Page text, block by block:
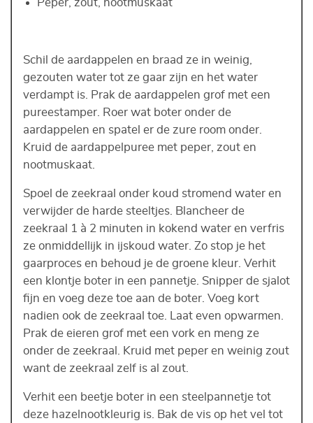
Schil de aardappelen en braad ze in weinig,
gezouten water tot ze gaar zijn en het water
verdampt is. Prak de aardappelen grof met een
pureestamper. Roer wat boter onder de
aardappelen en spatel er de zure room onder.
Kruid de aardappelpuree met peper, zout en
nootmuskaat.
Spoel de zeekraal onder koud stromend water en
verwijder de harde steeltjes. Blancheer de
zeekraal 1 à 2 minuten in kokend water en verfris
ze onmiddellijk in ijskoud water. Zo stop je het
gaarproces en behoud je de groene kleur. Verhit
een klontje boter in een pannetje. Snipper de sjalot
fijn en voeg deze toe aan de boter. Voeg kort
nadien ook de zeekraal toe. Laat even opwarmen.
Prak de eieren grof met een vork en meng ze
onder de zeekraal. Kruid met peper en weinig zout
want de zeekraal zelf is al zout.
Verhit een beetje boter in een steelpannetje tot
deze hazelnootkleurig is. Bak de vis op het vel tot